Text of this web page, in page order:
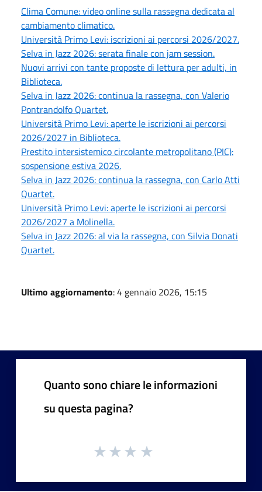
Clima Comune: video online sulla rassegna dedicata al
cambiamento climatico.
Università Primo Levi: iscrizioni ai percorsi 2026/2027.
Selva in Jazz 2026: serata finale con jam session.
Nuovi arrivi con tante proposte di lettura per adulti, in
Biblioteca.
Selva in Jazz 2026: continua la rassegna, con Valerio
Pontrandolfo Quartet.
Università Primo Levi: aperte le iscrizioni ai percorsi
2026/2027 in Biblioteca.
Prestito intersistemico circolante metropolitano (PIC):
sospensione estiva 2026.
Selva in Jazz 2026: continua la rassegna, con Carlo Atti
Quartet.
Università Primo Levi: aperte le iscrizioni ai percorsi
2026/2027 a Molinella.
Selva in Jazz 2026: al via la rassegna, con Silvia Donati
Quartet.
Ultimo aggiornamento: 4 gennaio 2026, 15:15
Quanto sono chiare le informazioni
su questa pagina?